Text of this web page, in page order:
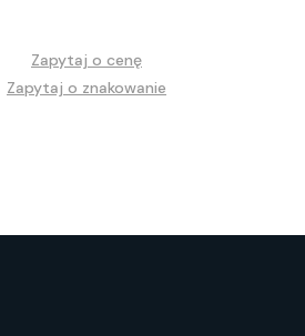
Zapytaj o cenę
Zapytaj o znakowanie